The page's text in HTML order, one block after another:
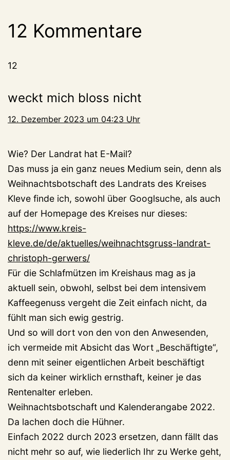
12 Kommentare
12
weckt mich bloss nicht
12. Dezember 2023 um 04:23 Uhr
Wie? Der Landrat hat E-Mail?
Das muss ja ein ganz neues Medium sein, denn als
Weihnachtsbotschaft des Landrats des Kreises
Kleve finde ich, sowohl über Googlsuche, als auch
auf der Homepage des Kreises nur dieses:
https://www.kreis-
kleve.de/de/aktuelles/weihnachtsgruss-landrat-
christoph-gerwers/
Für die Schlafmützen im Kreishaus mag as ja
aktuell sein, obwohl, selbst bei dem intensivem
Kaffeegenuss vergeht die Zeit einfach nicht, da
fühlt man sich ewig gestrig.
Und so will dort von den von den Anwesenden,
ich vermeide mit Absicht das Wort „Beschäftigte“,
denn mit seiner eigentlichen Arbeit beschäftigt
sich da keiner wirklich ernsthaft, keiner je das
Rentenalter erleben.
Weihnachtsbotschaft und Kalenderangabe 2022.
Da lachen doch die Hühner.
Einfach 2022 durch 2023 ersetzen, dann fällt das
nicht mehr so auf, wie liederlich Ihr zu Werke geht,